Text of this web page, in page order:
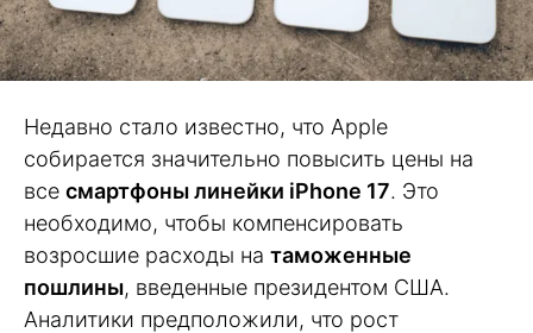
Недавно стало известно, что Apple
собирается значительно повысить цены на
все смартфоны линейки iPhone 17. Это
необходимо, чтобы компенсировать
возросшие расходы на таможенные
пошлины, введенные президентом США.
Аналитики предположили, что рост